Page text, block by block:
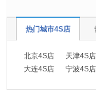
热门城市4S店
北京4S店 天津4S店
大连4S店
宁波4S店